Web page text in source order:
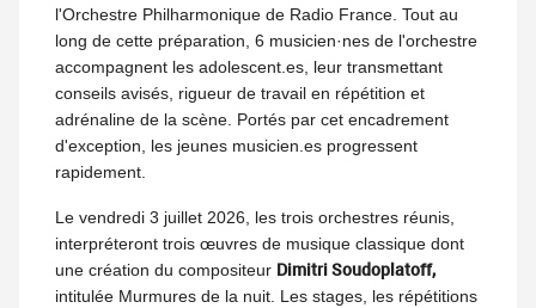
l'Orchestre Philharmonique de Radio France. Tout au
long de cette préparation, 6 musicien·nes de l'orchestre
accompagnent les adolescent.es, leur transmettant
conseils avisés, rigueur de travail en répétition et
adrénaline de la scène. Portés par cet encadrement
d'exception, les jeunes musicien.es progressent
rapidement.
Le vendredi 3 juillet 2026, les trois orchestres réunis,
interpréteront trois œuvres de musique classique dont
une création du compositeur Dimitri Soudoplatoff,
intitulée Murmures de la nuit. Les stages, les répétitions